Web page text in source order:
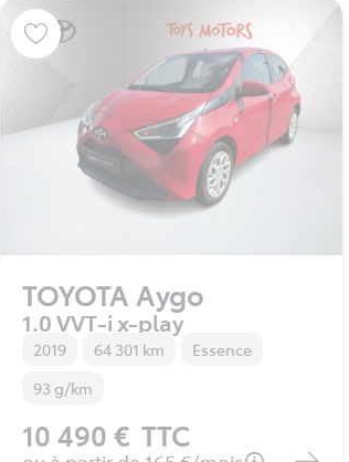
TOYOTA Aygo
1.0 VVT-i x-play
2019 64 301 km
Essence
93 g/km
10 490 € TTC